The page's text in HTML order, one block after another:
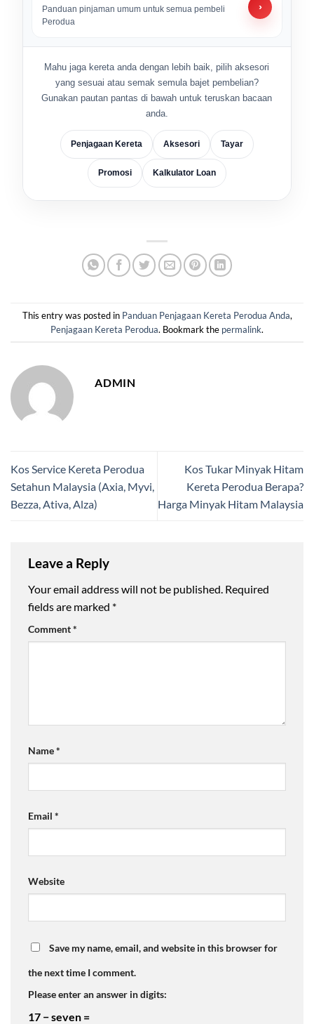
Panduan pinjaman umum untuk semua pembeli
Perodua
›
Mahu jaga kereta anda dengan lebih baik, pilih aksesori
yang sesuai atau semak semula bajet pembelian?
Gunakan pautan pantas di bawah untuk teruskan bacaan
anda.
Penjagaan Kereta Aksesori Tayar
Promosi Kalkulator Loan
This entry was posted in Panduan Penjagaan Kereta Perodua Anda,
Penjagaan Kereta Perodua. Bookmark the permalink.
ADMIN
Kos Service Kereta Perodua
Setahun Malaysia (Axia, Myvi,
Bezza, Ativa, Alza)
Kos Tukar Minyak Hitam
Kereta Perodua Berapa?
Harga Minyak Hitam Malaysia
Leave a Reply
Your email address will not be published. Required
fields are marked *
Comment*
Name*
Email *
Website
Save my name, email, and website in this browser for
the next time I comment.
Please enter an answer in digits:
17 − seven =